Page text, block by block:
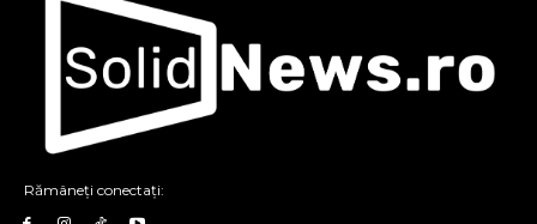
Rămâneți conectați: